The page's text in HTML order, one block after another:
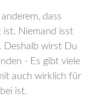
dass
ist. Niemand isst
Deshalb wirst Du
- Es gibt viele
auch wirklich für
ist.